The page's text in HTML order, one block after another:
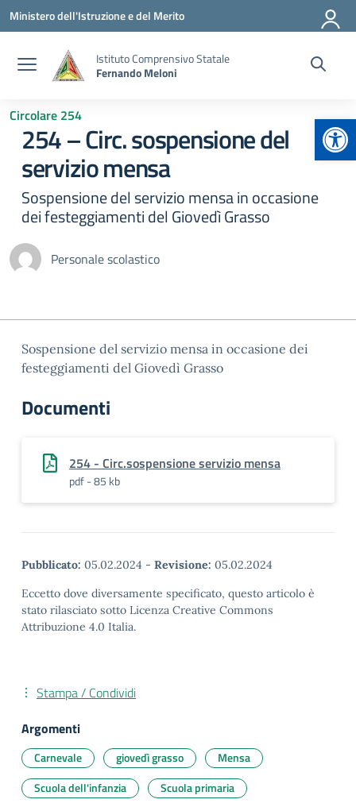
Vai ai contenuti
Vai al menu di navigazione
Vai al footer
Ministero dell'Istruzione e del Merito
Istituto Comprensivo Statale
Fernando Meloni
Circolare 254
254 – Circ. sospensione del
servizio mensa
Sospensione del servizio mensa in occasione
dei festeggiamenti del Giovedì Grasso
Personale scolastico
Sospensione del servizio mensa in occasione dei
festeggiamenti del Giovedì Grasso
Documenti
254 - Circ.sospensione servizio mensa
pdf - 85 kb
Pubblicato: 05.02.2024 - Revisione: 05.02.2024
Eccetto dove diversamente specificato, questo articolo è
stato rilasciato sotto Licenza Creative Commons
Attribuzione 4.0 Italia.
Stampa / Condividi
Argomenti
Carnevale giovedì grasso
Mensa
Scuola dell'infanzia
Scuola primaria